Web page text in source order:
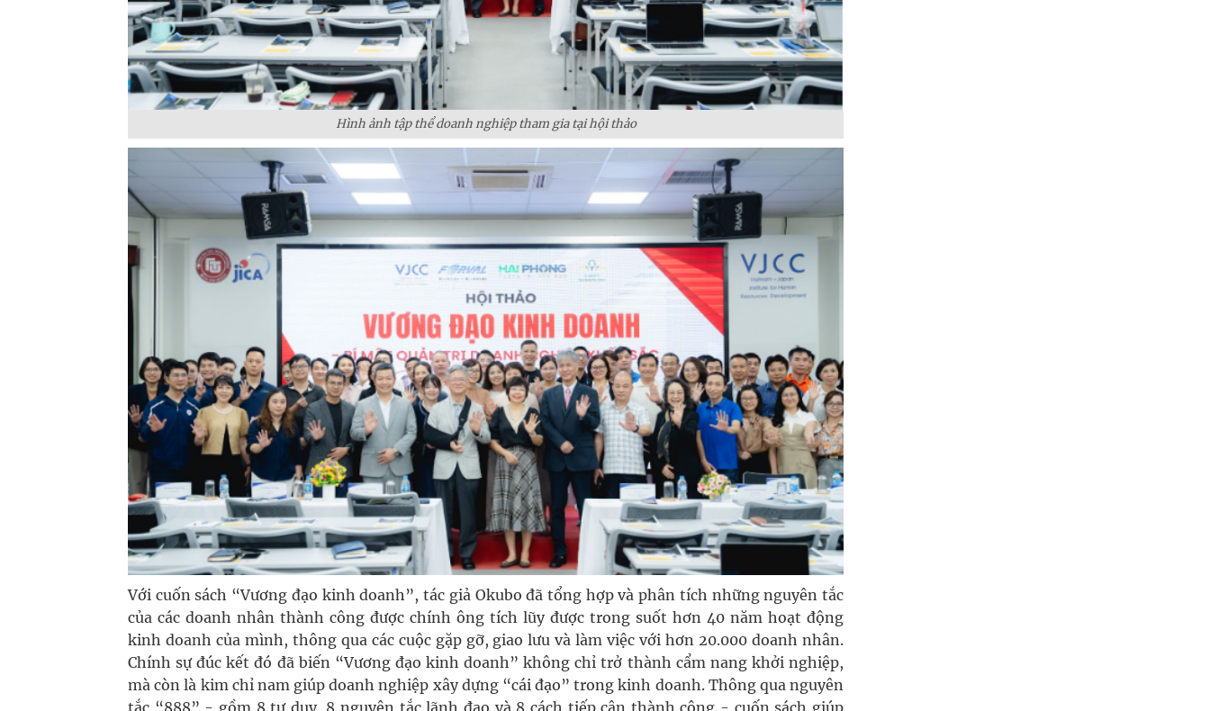
Hình ảnh tập thể doanh nghiệp tham gia tại hội thảo
Với cuốn sách “Vương đạo kinh doanh”, tác giả Okubo đã tổng hợp và phân tích những nguyên tắc
của các doanh nhân thành công được chính ông tích lũy được trong suốt hơn 40 năm hoạt động
kinh doanh của mình, thông qua các cuộc gặp gỡ, giao lưu và làm việc với hơn 20.000 doanh nhân.
Chính sự đúc kết đó đã biến “Vương đạo kinh doanh” không chỉ trở thành cẩm nang khởi nghiệp,
mà còn là kim chỉ nam giúp doanh nghiệp xây dựng “cái đạo” trong kinh doanh. Thông qua nguyên
tắc “888” - gồm 8 tư duy, 8 nguyên tắc lãnh đạo và 8 cách tiếp cận thành công - cuốn sách giúp